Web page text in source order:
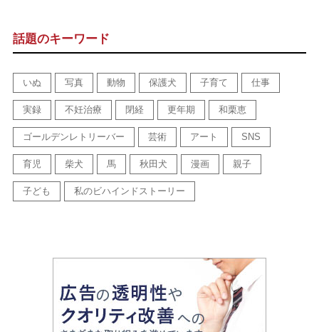
話題のキーワード
いぬ 写真 動物 保護犬 子育て 仕事
実録 不妊治療 閉経 更年期 和栗恵
ゴールデンレトリーバー 芸術 アート SNS
育児 柴犬 馬 秋田犬 漫画 親子
子ども 私のビハインドストーリー